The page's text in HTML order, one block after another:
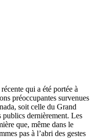
qui a été portée à
préoccupantes survenues
soit celle du Grand
publics dernièrement. Les
que, même dans le
pas à l’abri des gestes